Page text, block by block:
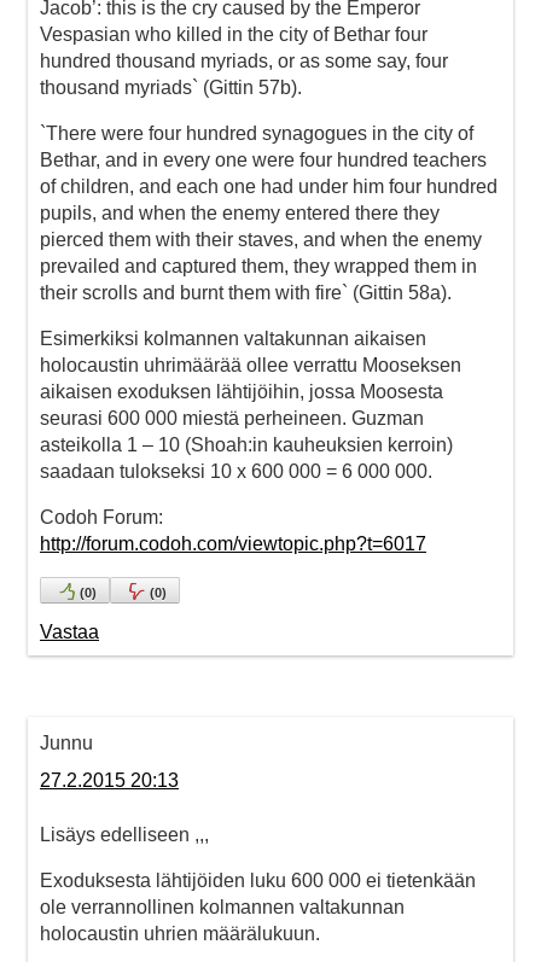
Jacob’: this is the cry caused by the Emperor
Vespasian who killed in the city of Bethar four
hundred thousand myriads, or as some say, four
thousand myriads` (Gittin 57b).
`There were four hundred synagogues in the city of
Bethar, and in every one were four hundred teachers
of children, and each one had under him four hundred
pupils, and when the enemy entered there they
pierced them with their staves, and when the enemy
prevailed and captured them, they wrapped them in
their scrolls and burnt them with fire` (Gittin 58a).
Esimerkiksi kolmannen valtakunnan aikaisen
holocaustin uhrimäärää ollee verrattu Mooseksen
aikaisen exoduksen lähtijöihin, jossa Moosesta
seurasi 600 000 miestä perheineen. Guzman
asteikolla 1 – 10 (Shoah:in kauheuksien kerroin)
saadaan tulokseksi 10 x 600 000 = 6 000 000.
Codoh Forum:
http://forum.codoh.com/viewtopic.php?t=6017
(0) (0)
Vastaa
Junnu
27.2.2015 20:13
Lisäys edelliseen ,,,
Exoduksesta lähtijöiden luku 600 000 ei tietenkään
ole verrannollinen kolmannen valtakunnan
holocaustin uhrien määrälukuun.